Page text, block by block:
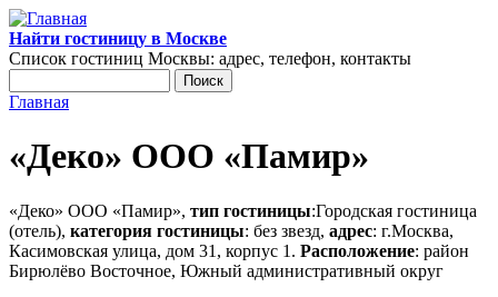
Перейти к основному содержанию
Найти гостиницу в Москве
Список гостиниц Москвы: адрес, телефон, контакты
Форма поиска
Главная
«Деко» ООО «Памир»
«Деко» ООО «Памир», тип гостиницы:Городская гостиница
(отель), категория гостиницы: без звезд, адрес: г.Москва,
Касимовская улица, дом 31, корпус 1. Расположение: район
Бирюлёво Восточное, Южный административный округ